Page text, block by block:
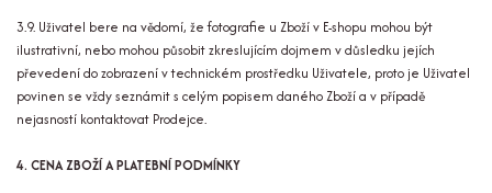
3.9. Uživatel bere na vědomí, že fotografie u Zboží v E-shopu mohou být
ilustrativní, nebo mohou působit zkreslujícím dojmem v důsledku jejích
převedení do zobrazení v technickém prostředku Uživatele, proto je Uživatel
povinen se vždy seznámit s celým popisem daného Zboží a v případě
nejasností kontaktovat Prodejce.
4. CENA ZBOŽÍ A PLATEBNÍ PODMÍNKY